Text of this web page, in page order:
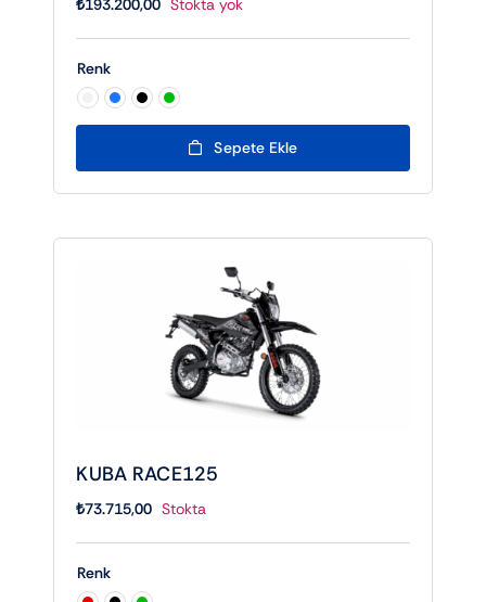
₺193.200,00 Stokta yok
Renk
Sepete Ekle
KUBA RACE125
₺73.715,00 Stokta
Renk